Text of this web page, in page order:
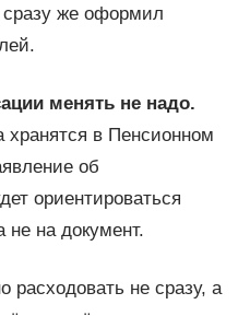
сразу же оформил
менять не надо.
хранятся в Пенсионном
об
ориентироваться
не на документ.
расходовать не сразу, а